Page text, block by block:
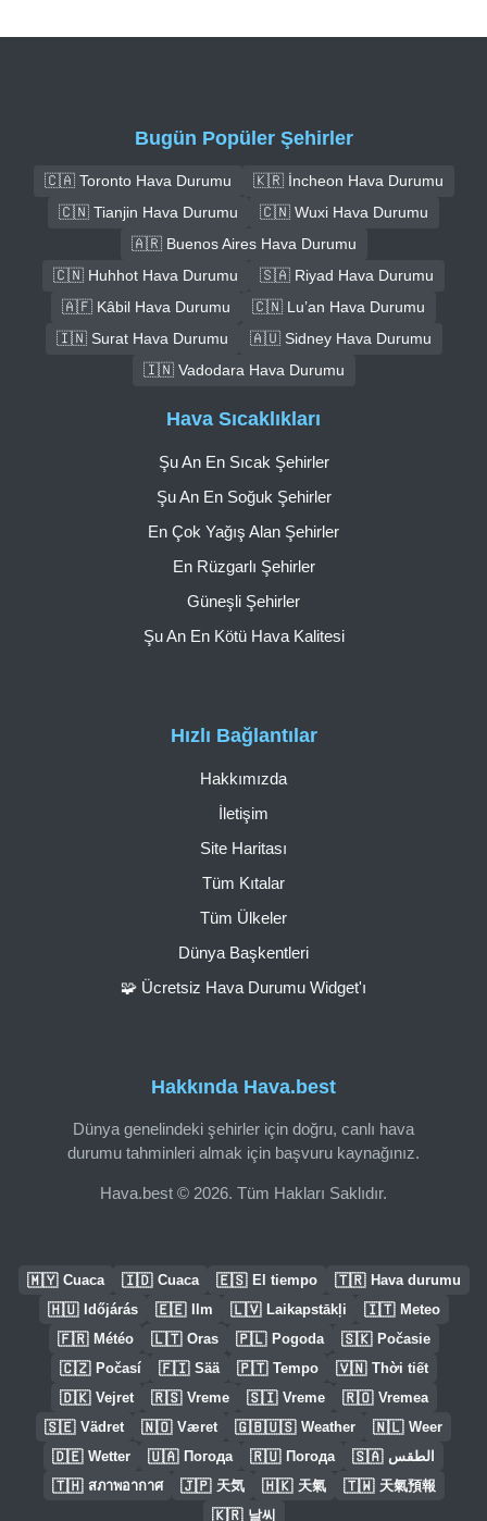
Bugün Popüler Şehirler
🇨🇦 Toronto Hava Durumu
🇰🇷 İncheon Hava Durumu
🇨🇳 Tianjin Hava Durumu
🇨🇳 Wuxi Hava Durumu
🇦🇷 Buenos Aires Hava Durumu
🇨🇳 Huhhot Hava Durumu
🇸🇦 Riyad Hava Durumu
🇦🇫 Kâbil Hava Durumu
🇨🇳 Lu’an Hava Durumu
🇮🇳 Surat Hava Durumu
🇦🇺 Sidney Hava Durumu
🇮🇳 Vadodara Hava Durumu
Hakkında Hava.best
Dünya genelindeki şehirler için doğru, canlı hava
durumu tahminleri almak için başvuru kaynağınız.
Hava.best © 2026. Tüm Hakları Saklıdır.
Hızlı Bağlantılar
Hakkımızda
İletişim
Site Haritası
Tüm Kıtalar
Tüm Ülkeler
Dünya Başkentleri
🧩 Ücretsiz Hava Durumu Widget'ı
Hava Sıcaklıkları
Şu An En Sıcak Şehirler
Şu An En Soğuk Şehirler
En Çok Yağış Alan Şehirler
En Rüzgarlı Şehirler
Güneşli Şehirler
Şu An En Kötü Hava Kalitesi
🇲🇾 Cuaca 🇮🇩 Cuaca 🇪🇸 El tiempo 🇹🇷 Hava durumu
🇭🇺 Időjárás 🇪🇪 Ilm 🇱🇻 Laikapstākļi 🇮🇹 Meteo
🇫🇷 Météo 🇱🇹 Oras 🇵🇱 Pogoda 🇸🇰 Počasie
🇨🇿 Počasí 🇫🇮 Sää 🇵🇹 Tempo 🇻🇳 Thời tiết
🇩🇰 Vejret 🇷🇸 Vreme 🇸🇮 Vreme 🇷🇴 Vremea
🇸🇪 Vädret 🇳🇴 Været 🇬🇧🇺🇸 Weather 🇳🇱 Weer
🇩🇪 Wetter 🇺🇦 Погода 🇷🇺 Погода 🇸🇦 الطقس
🇹🇭 สภาพอากาศ 🇯🇵 天気 🇭🇰 天氣 🇹🇼 天氣預報
🇰🇷 날씨